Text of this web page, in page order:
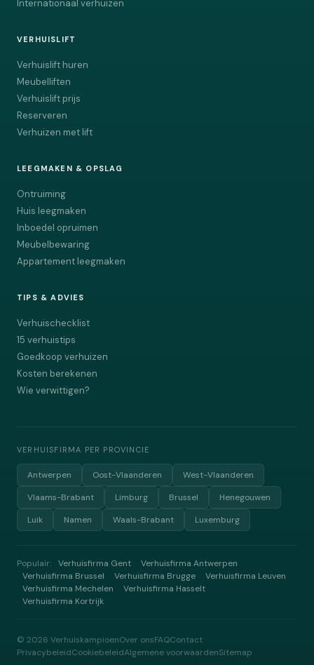
Internationaal verhuizen
VERHUISLIFT
Verhuislift huren
Meubelliften
Verhuislift prijs
Reserveren
Verhuizen met lift
LEEGMAKEN & OPSLAG
Ontruiming
Huis leegmaken
Inboedel opruimen
Meubelbewaring
Appartement leegmaken
TIPS & ADVIES
Verhuischecklist
15 verhuistips
Goedkoop verhuizen
Kosten berekenen
Wie verwittigen?
VERHUISFIRMA PER PROVINCIE
Antwerpen Oost-Vlaanderen
West-Vlaanderen
Vlaams-Brabant
Limburg Brussel
Henegouwen
Luik
Namen Waals-Brabant Luxemburg
Populair: Verhuisfirma Gent Verhuisfirma Antwerpen
Verhuisfirma Brussel Verhuisfirma Brugge Verhuisfirma Leuven
Verhuisfirma Mechelen Verhuisfirma Hasselt
Verhuisfirma Kortrijk
© 2026 VerhuiskampioenOver onsFAQContact
PrivacybeleidCookiebeleidAlgemene voorwaardenSitemap